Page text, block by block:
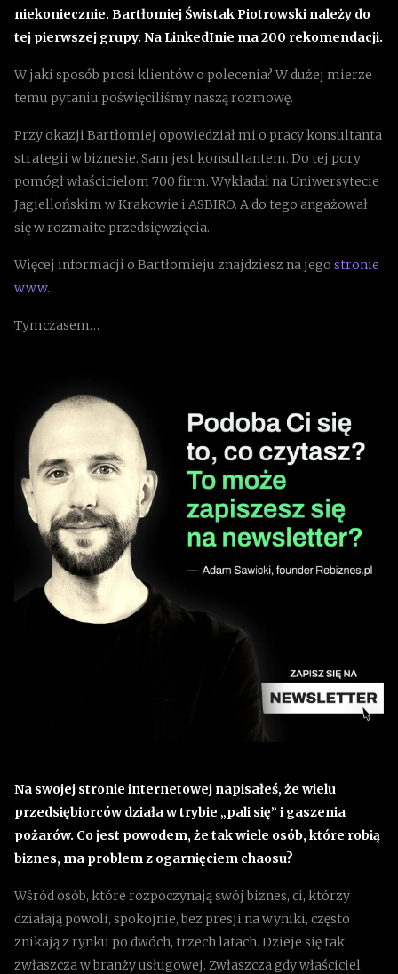
niekoniecznie. Bartłomiej Świstak Piotrowski należy do
tej pierwszej grupy. Na LinkedInie ma 200 rekomendacji.
W jaki sposób prosi klientów o polecenia? W dużej mierze
temu pytaniu poświęciliśmy naszą rozmowę.
Przy okazji Bartłomiej opowiedział mi o pracy konsultanta
strategii w biznesie. Sam jest konsultantem. Do tej pory
pomógł właścicielom 700 firm. Wykładał na Uniwersytecie
Jagiellońskim w Krakowie i ASBIRO. A do tego angażował
się w rozmaite przedsięwzięcia.
Więcej informacji o Bartłomieju znajdziesz na jego stronie
www.
Tymczasem…
Na swojej stronie internetowej napisałeś, że wielu
przedsiębiorców działa w trybie „pali się” i gaszenia
pożarów. Co jest powodem, że tak wiele osób, które robią
biznes, ma problem z ogarnięciem chaosu?
Wśród osób, które rozpoczynają swój biznes, ci, którzy
działają powoli, spokojnie, bez presji na wyniki, często
znikają z rynku po dwóch, trzech latach. Dzieje się tak
zwłaszcza w branży usługowej. Zwłaszcza gdy właściciel